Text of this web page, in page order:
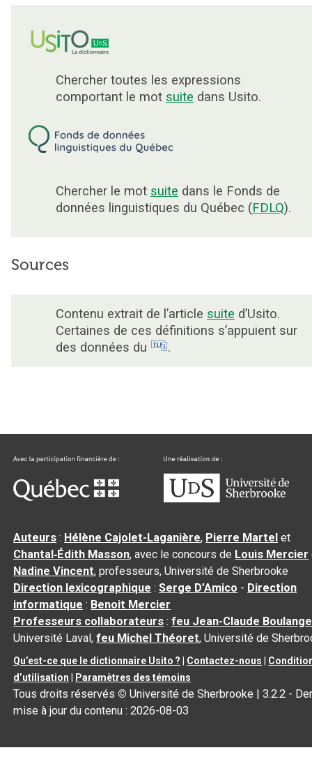
Chercher toutes les expressions
comportant le mot suite dans Usito.
Chercher le mot suite dans le Fonds de
données linguistiques du Québec (FDLQ).
Sources
Contenu extrait de l’article suite d’Usito.
Certaines de ces définitions s’appuient sur
des données du
.
Auteurs : Hélène Cajolet-Laganière, Pierre Martel et
Chantal‑Édith Masson, avec le concours de Louis Mercier
Nadine Vincent, professeurs, Université de Sherbrooke
Direction lexicographique :Serge D’Amico - Direction
informatique : Benoit Mercier
Professeurs collaborateurs :feu Jean-Claude
Université Laval,feu Michel Théoret, Université de
Qu’est-ce que le dictionnaire Usito ? Contactez-nous
d’utilisation
Paramètres des témoins
Tous droits réservés © Université de Sherbrooke |3.2.2 -
mise à jour du contenu :2026-08-03